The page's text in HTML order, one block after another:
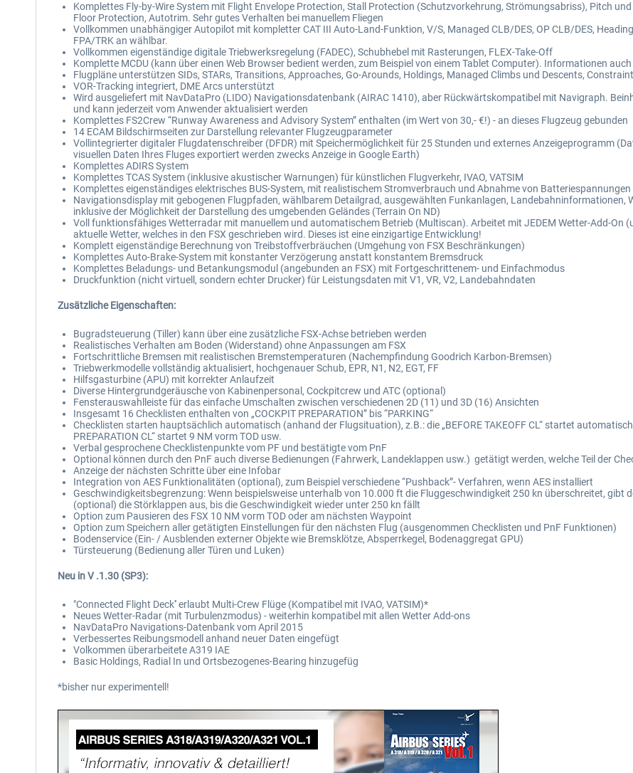
Komplettes Fly-by-Wire System mit Flight Envelope Protection, Stall Protection (Schutzvorkehrung, Strömungsabriss), Pitch
Floor Protection, Autotrim. Sehr gutes Verhalten bei manuellem Fliegen
Vollkommen unabhängiger Autopilot mit kompletter CAT III Auto-Land-Funktion, V/S, Managed CLB/DES, OP CLB/DES,
FPA/TRK an wählbar.
Vollkommen eigenständige digitale Triebwerksregelung (FADEC), Schubhebel mit Rasterungen, FLEX-Take-Off
Komplette MCDU (kann über einen Web Browser bedient werden, zum Beispiel von einem Tablet Computer). Informationen
Flugpläne unterstützen SIDs, STARs, Transitions, Approaches, Go-Arounds, Holdings, Managed Climbs und Descents,
VOR-Tracking integriert, DME Arcs unterstützt
Wird ausgeliefert mit NavDataPro (LIDO) Navigationsdatenbank (AIRAC 1410), aber Rückwärtskompatibel mit Navigraph.
und kann jederzeit vom Anwender aktualisiert werden
Komplettes FS2Crew “Runway Awareness and Advisory System” enthalten (im Wert von 30,- €!) - an dieses Flugzeug gebunden
14 ECAM Bildschirmseiten zur Darstellung relevanter Flugzeugparameter
Vollintegrierter digitaler Flugdatenschreiber (DFDR) mit Speichermöglichkeit für 25 Stunden und externes Anzeigeprogramm
visuellen Daten Ihres Fluges exportiert werden zwecks Anzeige in Google Earth)
Komplettes ADIRS System
Komplettes TCAS System (inklusive akustischer Warnungen) für künstlichen Flugverkehr, IVAO, VATSIM
Komplettes eigenständiges elektrisches BUS-System, mit realistischem Stromverbrauch und Abnahme von Batteriespannungen
Navigationsdisplay mit gebogenen Flugpfaden, wählbarem Detailgrad, ausgewählten Funkanlagen, Landebahninformationen,
inklusive der Möglichkeit der Darstellung des umgebenden Geländes (Terrain On ND)
Voll funktionsfähiges Wetterradar mit manuellem und automatischem Betrieb (Multiscan). Arbeitet mit JEDEM Wetter-Add-On
aktuelle Wetter, welches in den FSX geschrieben wird. Dieses ist eine einzigartige Entwicklung!
Komplett eigenständige Berechnung von Treibstoffverbräuchen (Umgehung von FSX Beschränkungen)
Komplettes Auto-Brake-System mit konstanter Verzögerung anstatt konstantem Bremsdruck
Komplettes Beladungs- und Betankungsmodul (angebunden an FSX) mit Fortgeschrittenem- und Einfachmodus
Druckfunktion (nicht virtuell, sondern echter Drucker) für Leistungsdaten mit V1, VR, V2, Landebahndaten
Zusätzliche Eigenschaften:
Bugradsteuerung (Tiller) kann über eine zusätzliche FSX-Achse betrieben werden
Realistisches Verhalten am Boden (Widerstand) ohne Anpassungen am FSX
Fortschrittliche Bremsen mit realistischen Bremstemperaturen (Nachempfindung Goodrich Karbon-Bremsen)
Triebwerkmodelle vollständig aktualisiert, hochgenauer Schub, EPR, N1, N2, EGT, FF
Hilfsgasturbine (APU) mit korrekter Anlaufzeit
Diverse Hintergrundgeräusche von Kabinenpersonal, Cockpitcrew und ATC (optional)
Fensterauswahlleiste für das einfache Umschalten zwischen verschiedenen 2D (11) und 3D (16) Ansichten
Insgesamt 16 Checklisten enthalten von „COCKPIT PREPARATION” bis “PARKING“
Checklisten starten hauptsächlich automatisch (anhand der Flugsituation), z.B.: die „BEFORE TAKEOFF CL“ startet automatisch
PREPARATION CL“ startet 9 NM vorm TOD usw.
Verbal gesprochene Checklistenpunkte vom PF und bestätigte vom PnF
Optional können durch den PnF auch diverse Bedienungen (Fahrwerk, Landeklappen usw.) getätigt werden, welche Teil der
Anzeige der nächsten Schritte über eine Infobar
Integration von AES Funktionalitäten (optional), zum Beispiel verschiedene “Pushback”- Verfahren, wenn AES installiert
Geschwindigkeitsbegrenzung: Wenn beispielsweise unterhalb von 10.000 ft die Fluggeschwindigkeit 250 kn überschreitet, gibt
(optional) die Störklappen aus, bis die Geschwindigkeit wieder unter 250 kn fällt
Option zum Pausieren des FSX 10 NM vorm TOD oder am nächsten Waypoint
Option zum Speichern aller getätigten Einstellungen für den nächsten Flug (ausgenommen Checklisten und PnF Funktionen)
Bodenservice (Ein- / Ausblenden externer Objekte wie Bremsklötze, Absperrkegel, Bodenaggregat GPU)
Türsteuerung (Bedienung aller Türen und Luken)
Neu in V .1.30 (SP3):
"Connected Flight Deck'' erlaubt Multi-Crew Flüge (Kompatibel mit IVAO, VATSIM)*
Neues Wetter-Radar (mit Turbulenzmodus) - weiterhin kompatibel mit allen Wetter Add-ons
NavDataPro Navigations-Datenbank vom April 2015
Verbessertes Reibungsmodell anhand neuer Daten eingefügt
Volkommen überarbeitete A319 IAE
Basic Holdings, Radial In und Ortsbezogenes-Bearing hinzugefüg
*bisher nur experimentell!